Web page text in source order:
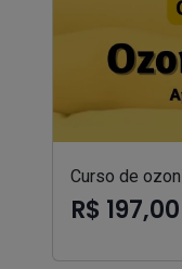
Curso de
R$ 197,00